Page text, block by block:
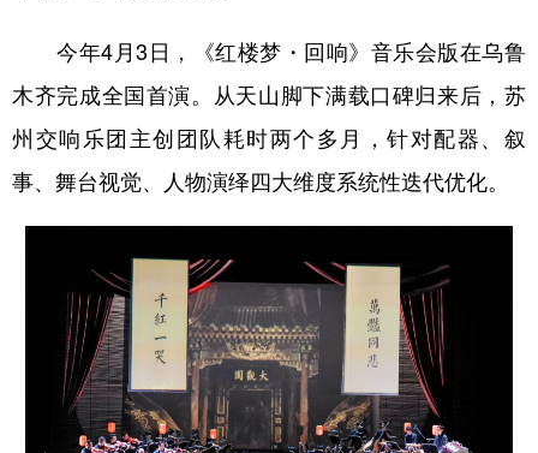
今年4月3日，《红楼梦・回响》音乐会版在乌鲁
木齐完成全国首演。从天山脚下满载口碑归来后，苏
州交响乐团主创团队耗时两个多月，针对配器、叙
事、舞台视觉、人物演绎四大维度系统性迭代优化。